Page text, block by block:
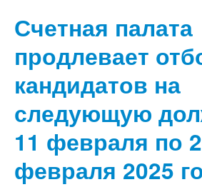
Счетная палата
продлевает
кандидатов на
следующую
11 февраля по
февраля 2025